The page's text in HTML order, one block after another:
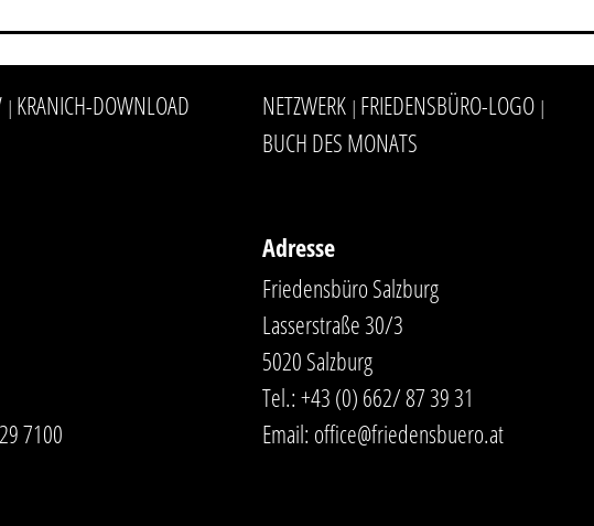
| KRANICH-DOWNLOAD NETZWERK | FRIEDENSBÜRO-LOGO |
BUCH DES MONATS
7100
Adresse
Friedensbüro Salzburg
Lasserstraße 30/3
5020 Salzburg
Tel.:+43 (0) 662/ 87 39 31
Email: office@friedensbuero.at